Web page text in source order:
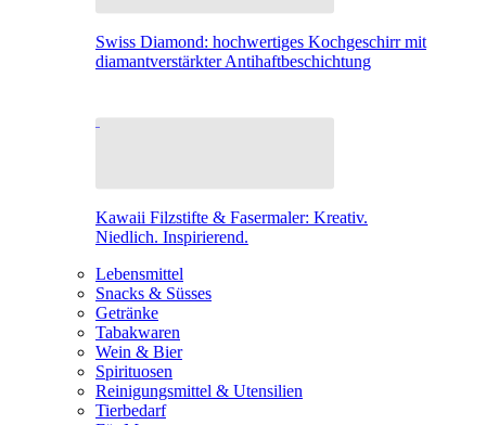
Swiss Diamond: hochwertiges Kochgeschirr mit
diamantverstärkter Antihaftbeschichtung
Kawaii Filzstifte & Fasermaler: Kreativ.
Niedlich. Inspirierend.
Lebensmittel
Snacks & Süsses
Getränke
Tabakwaren
Wein & Bier
Spirituosen
Reinigungsmittel & Utensilien
Tierbedarf